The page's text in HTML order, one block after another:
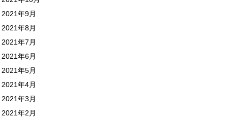
2021年9月
2021年8月
2021年7月
2021年6月
2021年5月
2021年4月
2021年3月
2021年2月